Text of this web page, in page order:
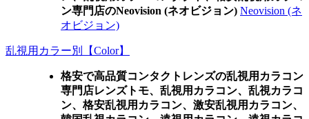
ン専門店のNeovision (ネオビジョン) Neovision (ネ
オビジョン)
乱視用カラー別【Color】
格安で高品質コンタクトレンズの乱視用カラコン
専門店レンズトモ、乱視用カラコン、乱視カラコ
ン、格安乱視用カラコン、激安乱視用カラコン、